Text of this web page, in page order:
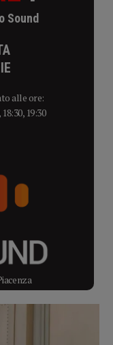
Sound
alle ore:
19:30